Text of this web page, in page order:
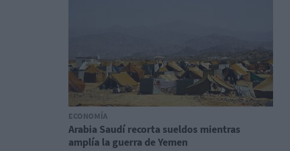
ECONOMÍA
Arabia Saudí recorta sueldos mientras
amplía la guerra de Yemen